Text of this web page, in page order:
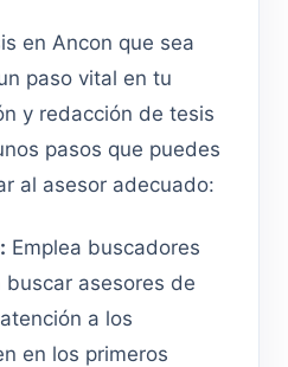
en Ancon que sea
paso vital en tu
y redacción de tesis
pasos que puedes
al asesor adecuado:
Emplea buscadores
asesores de
a los
en los primeros